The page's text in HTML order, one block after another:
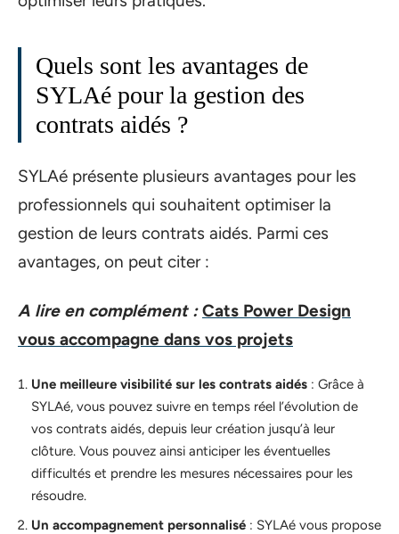
Quels sont les avantages de
SYLAé pour la gestion des
contrats aidés ?
SYLAé présente plusieurs avantages pour les
professionnels qui souhaitent optimiser la
gestion de leurs contrats aidés. Parmi ces
avantages, on peut citer :
A lire en complément : Cats Power Design
vous accompagne dans vos projets
Une meilleure visibilité sur les contrats aidés : Grâce à
SYLAé, vous pouvez suivre en temps réel l’évolution de
vos contrats aidés, depuis leur création jusqu’à leur
clôture. Vous pouvez ainsi anticiper les éventuelles
difficultés et prendre les mesures nécessaires pour les
résoudre.
Un accompagnement personnalisé : SYLAé vous propose